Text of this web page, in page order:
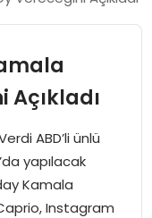
Açıkladı
ABD’li ünlü
yapılacak
Kamala
Instagram